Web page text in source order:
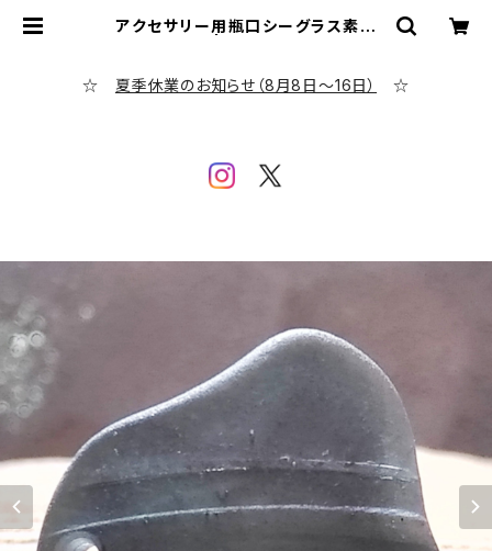
アクセサリー用瓶口シーグラス素材
☆ 夏季休業のお知らせ（8月8日～16日） ☆